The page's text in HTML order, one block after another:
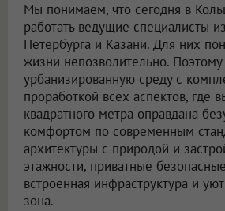
Мы понимаем, что сегодня в
работать ведущие специалисты
Петербурга и Казани. Для них
жизни непозволительно.
урбанизированную среду с
проработкой всех аспектов, где
квадратного метра оправдана
комфортом по современным
архитектуры с природой и
этажности, приватные
встроенная инфраструктура и
зона.